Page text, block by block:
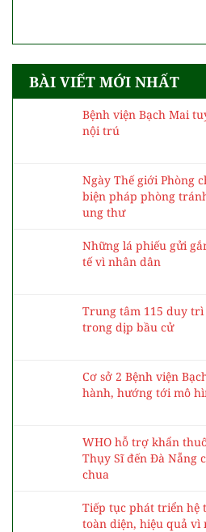
BÀI VIẾT MỚI NHẤT
Bệnh viện Bạch Mai
nội trú
Ngày Thế giới Phòng
biện pháp phòng
ung thư
Những lá phiếu gửi
tế vì nhân dân
Trung tâm 115 duy
trong dịp bầu cử
Cơ sở 2 Bệnh viện
hành, hướng tới mô
WHO hỗ trợ khẩn
Thụy Sĩ đến Đà Nẵng
chua
Tiếp tục phát triển hệ
toàn diện, hiệu quả vì